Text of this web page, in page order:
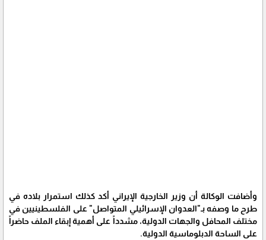
وأضافت الوكالة أن وزير الخارجية الإيراني أكد كذلك استمرار بلاده في
طرح ما وصفه بـ"العدوان الإسرائيلي المتواصل" على الفلسطينيين في
مختلف المحافل والجهات الدولية، مشدداً على أهمية إبقاء الملف حاضراً
على الساحة الدبلوماسية الدولية.